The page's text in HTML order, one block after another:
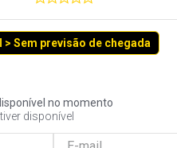
Sem previsão de chegada
no momento
disponível